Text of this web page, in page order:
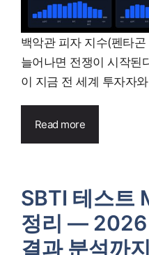
백악관 피자 지수(펜타
늘어나면 전쟁이 시작된
이 지금 전 세계 투자자
Read more
SBTI 테스트
정리 — 2026
결과 분석까지